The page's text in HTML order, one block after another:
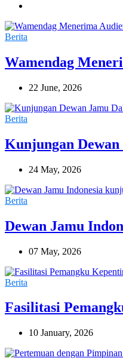
Berita
Wamendag
22 June, 2026
Berita
Kunjungan
24 May, 2026
Berita
Dewan Jamu
07 May, 2026
Berita
Fasilitasi
10 January, 2026